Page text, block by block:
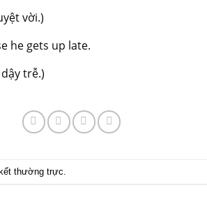
vời.)
he gets up late.
trễ.)
thường trực